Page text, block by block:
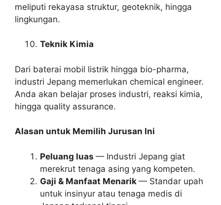
meliputi rekayasa struktur, geoteknik, hingga
lingkungan.
Teknik Kimia
Dari baterai mobil listrik hingga bio-pharma,
industri Jepang memerlukan chemical engineer.
Anda akan belajar proses industri, reaksi kimia,
hingga quality assurance.
Alasan untuk Memilih Jurusan Ini
Peluang luas — Industri Jepang giat
merekrut tenaga asing yang kompeten.
Gaji & Manfaat Menarik — Standar upah
untuk insinyur atau tenaga medis di